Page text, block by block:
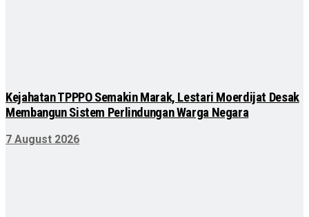
Kejahatan TPPPO Semakin Marak, Lestari Moerdijat Desak
Membangun Sistem Perlindungan Warga Negara
7 August 2026